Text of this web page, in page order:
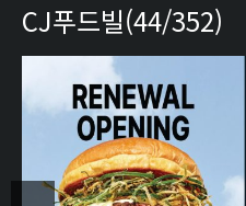
CJ푸드빌(44/352)